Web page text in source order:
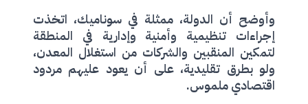
وأوضح أن الدولة، ممثلة في سوناميك، اتخذت
إجراءات تنظيمية وأمنية وإدارية في المنطقة
لتمكين المنقبين والشركات من استغلال المعدن،
ولو بطرق تقليدية، على أن يعود عليهم مردود
اقتصادي ملموس.